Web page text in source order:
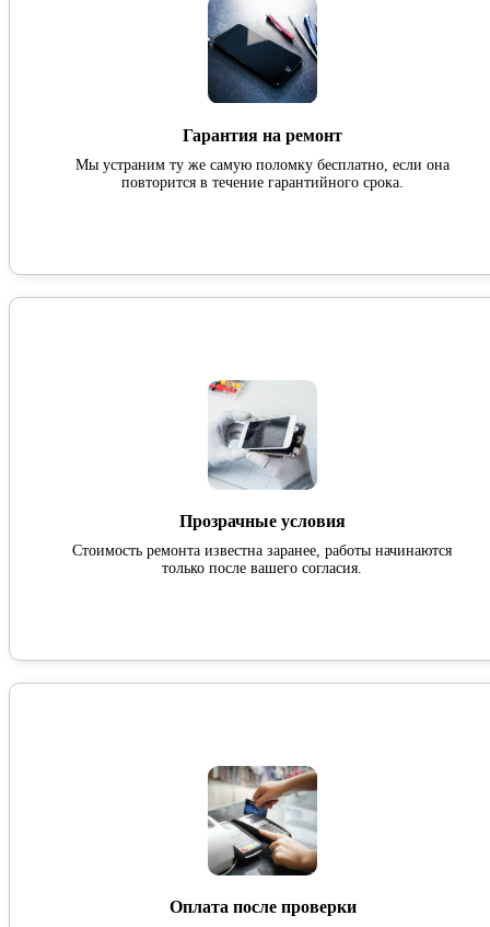
Гарантия на ремонт
Мы устраним ту же самую поломку бесплатно, если она
повторится в течение гарантийного срока.
Прозрачные условия
Стоимость ремонта известна заранее, работы начинаются
только после вашего согласия.
Оплата после проверки